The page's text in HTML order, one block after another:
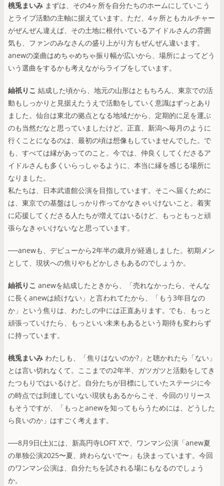
桃兎まいみ まずは、その4ヶ所を自分たちのホームにしていこう
とライブ活動の主軸に据えています。ただ、4ヶ所ともカルチャー
がぜんぜん違えば、その土地に根付いているアイドルさんの雰囲
気も、ファンのみなさんの盛り上がり方もぜんぜん違います。
anewの楽曲はめちゃめちゃ振り幅が広いから、場所によってどう
いう選曲をするかも考えながらライブをしています。
紬祇りこ 結成した頃から、地元の山形はともちろん、東京での活
動もしっかりと見据えたうえで活動をしていく意識はずっとあり
ました。仙台は東北の拠点となる地域だから、定期的に足を運ぶ
のも当然だなと思っていましたけど。正直、新潟へ毎月のように
行くことになるのは、最初の頃は想像もしていませんでした。で
も、すべては縁があってのこと。今では、仲良くしてくださるア
イドルさんも多くいらっしゃるように、本当に縁を感じる場所に
なりました。
私たちは、日本武道館公演を目指しています。そこへ届くために
は、東京での基盤はしっかり作ってかなきゃいけないこと。着実
に応援してくださる人たちが増えてはいるけど、もっともっと頑
張らなきゃいけないなと思っています。
──anewも、デビューから2年半の歳月が経過しました。初期メン
として、現状への焦りやもどかしさもあるのでしょうか。
紬祇りこ anewを結成したときから、「売れなかったら、そんな
に長くanewは続けない」と言われてたから、「もう3年目なの
か」という焦りは、わたしの中には正直あります。でも、もっと
頑張っていけたら、もっといい未来もあるという期待も変わらず
に持っています。
桃兎まいみ わたしも、「焦りはないのか?」と聴かれたら「ない」
とは言い切れなくて。ここまでの2年半、ガツガツと活動をしてき
たつもりではいるけど。自分たちが目標にしていたステージに今
の時点では到達していない現状もあるからこそ、今回のリリース
もそうですが、「もっとanewを知ってもらうためには、どうした
ら良いのか」はすごく考えます。
──8月9日(土)には、新高円寺LOFT Xで、ワンマン公演「anew夏
の単独公演2025〜夏、終わらないで〜」も決まっています。今回
のワンマン公演は、自分たちを試される場にもなるのでしょう
か。